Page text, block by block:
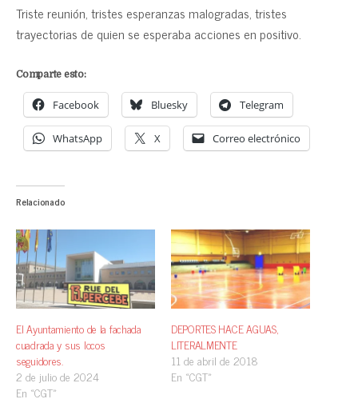
Triste reunión, tristes esperanzas malogradas, tristes
trayectorias de quien se esperaba acciones en positivo.
Comparte esto:
Facebook Bluesky Telegram
WhatsApp X Correo electrónico
Relacionado
El Ayuntamiento de la fachada
cuadrada y sus locos
seguidores.
2 de julio de 2024
En «CGT»
DEPORTES HACE AGUAS,
LITERALMENTE
11 de abril de 2018
En «CGT»